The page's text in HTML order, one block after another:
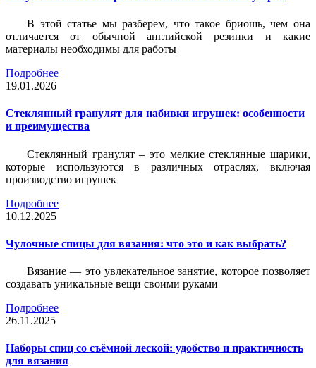
В этой статье мы разберем, что такое бриошь, чем она
отличается от обычной английской резинки и какие
материалы необходимы для работы
Подробнее
19.01.2026
Стеклянный гранулят для набивки игрушек: особенности
и преимущества
Стеклянный гранулят – это мелкие стеклянные шарики,
которые используются в различных отраслях, включая
производство игрушек
Подробнее
10.12.2025
Чулочные спицы для вязания: что это и как выбрать?
Вязание — это увлекательное занятие, которое позволяет
создавать уникальные вещи своими руками
Подробнее
26.11.2025
Наборы спиц со съёмной леской: удобство и практичность
для вязания